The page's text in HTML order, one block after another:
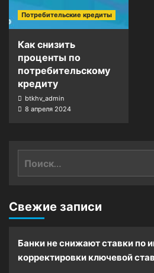
Потребительские кредиты
Как снизить
проценты по
потребительскому
кредиту
btkhv_admin
8 апреля 2024
Свежие записи
Банки не снижают ставки по
корректировки ключевой